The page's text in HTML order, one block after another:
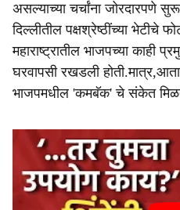
असल्याच्या चर्चांना जोरदारपणे सुरू
दिल्लीतील पक्षश्रेष्ठींच्या भेटीचे
महाराष्ट्रातील भाजपच्या काही
घरवापसी रखडली
भाजपमधील 'कमबॅक' चे संकेत